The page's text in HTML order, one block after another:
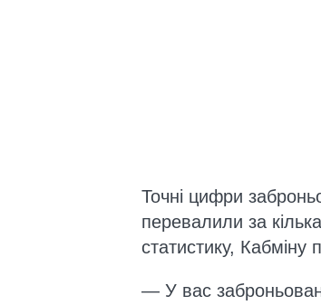
Точні цифри
перевалили за
статистику, Кабміну
— У вас